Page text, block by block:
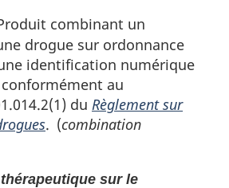
combinant un
drogue sur ordonnance
identification numérique
au
du Règlement sur
. (combination
sur le